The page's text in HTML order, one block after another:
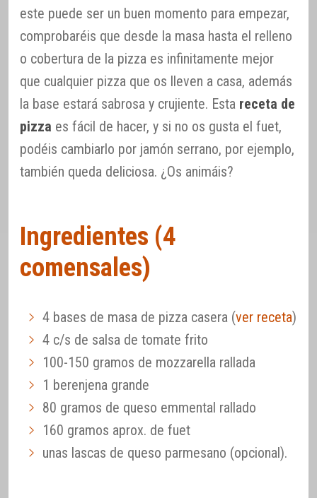
este puede ser un buen momento para empezar,
comprobaréis que desde la masa hasta el relleno
o cobertura de la pizza es infinitamente mejor
que cualquier pizza que os lleven a casa, además
la base estará sabrosa y crujiente. Esta receta de
pizza es fácil de hacer, y si no os gusta el fuet,
podéis cambiarlo por jamón serrano, por ejemplo,
también queda deliciosa. ¿Os animáis?
Ingredientes (4
comensales)
4 bases de masa de pizza casera (ver receta)
4 c/s de salsa de tomate frito
100-150 gramos de mozzarella rallada
1 berenjena grande
80 gramos de queso emmental rallado
160 gramos aprox. de fuet
unas lascas de queso parmesano (opcional).